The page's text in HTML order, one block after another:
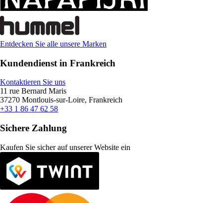
Entdecken Sie alle unsere Marken
Kundendienst in Frankreich
Kontaktieren Sie uns
11 rue Bernard Maris
37270 Montlouis-sur-Loire, Frankreich
+33 1 86 47 62 58
Sichere Zahlung
Kaufen Sie sicher auf unserer Website ein